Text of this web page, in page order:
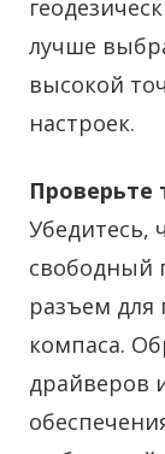
лучше
высокой
настроек.
Проверьте
Убедитесь,
свободный
разъем
компаса.
драйверов